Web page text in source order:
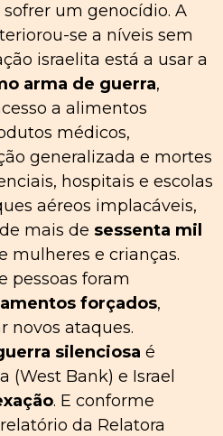
sofrer um genocídio. A
se a níveis sem
israelita está a usar a
arma de guerra,
a alimentos
médicos,
generalizada e mortes
hospitais e escolas
aéreos implacáveis,
mais de sessenta mil
mulheres e crianças.
pessoas foram
forçados,
novos ataques.
silenciosa é
(West Bank) e Israel
. E conforme
da Relatora